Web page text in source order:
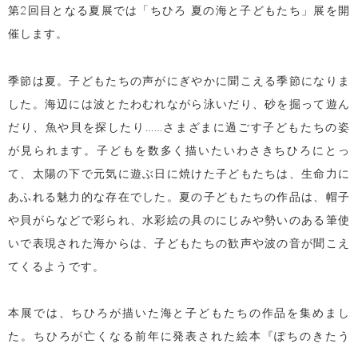
第2回目となる夏展では「ちひろ 夏の海と子どもたち」展を開
催します。
季節は夏。子どもたちの声がにぎやかに聞こえる季節になりま
した。海辺には波とたわむれながら泳いだり、砂を掘って遊ん
だり、魚や貝を探したり……さまざまに過ごす子どもたちの姿
が見られます。子どもを数多く描いたいわさきちひろにとっ
て、太陽の下で元気に遊ぶ日に焼けた子どもたちは、生命力に
あふれる魅力的な存在でした。夏の子どもたちの作品は、帽子
や貝がらなどで彩られ、水彩絵の具のにじみや勢いのある筆使
いで表現された海からは、子どもたちの歓声や波の音が聞こえ
てくるようです。
本展では、ちひろが描いた海と子どもたちの作品を集めまし
た。ちひろが亡くなる前年に発表された絵本『ぽちのきたう